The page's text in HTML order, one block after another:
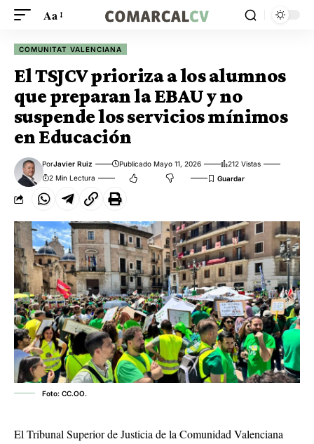
Aa
COMUNITAT VALENCIANA
El TSJCV prioriza a los alumnos
que preparan la EBAU y no
suspende los servicios mínimos
en Educación
PorJavier Ruiz Publicado Mayo 11, 2026
212 Vistas
2 Min Lectura
Foto: CC.OO.
El Tribunal Superior de Justicia de la Comunidad Valenciana